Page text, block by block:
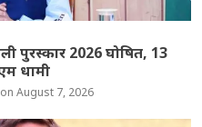
पुरस्कार 2026 घोषित, 13
धामी
August 7, 2026